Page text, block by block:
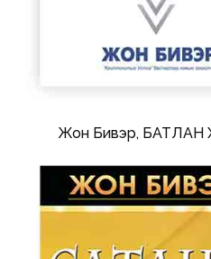
Жон Бивэр,